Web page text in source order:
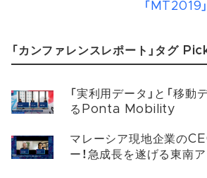
「MT2019
「カンファレンスレポート」タグ
「実利用データ」と「移動
るPonta Mobility
マレーシア現地企業の
ー！急成長を遂げる東南